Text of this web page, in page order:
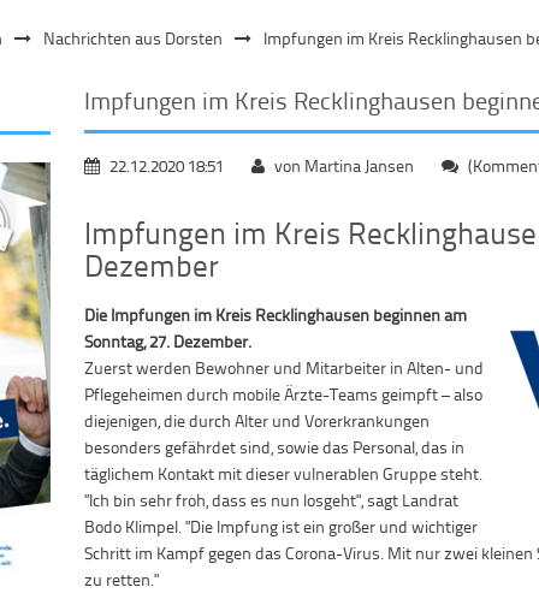
Nachrichten aus Dorsten Impfungen im Kreis Recklinghausen
Impfungen im Kreis Recklinghausen
22.12.2020 18:51 von Martina Jansen
Impfungen im Kreis
Dezember
Die Impfungen im Kreis Recklinghausen beginnen am
Sonntag, 27. Dezember.
Zuerst werden Bewohner und Mitarbeiter in Alten- und
Pflegeheimen durch mobile Ärzte-Teams geimpft – also
diejenigen, die durch Alter und Vorerkrankungen
besonders gefährdet sind, sowie das Personal, das in
täglichem Kontakt mit dieser vulnerablen Gruppe steht.
"Ich bin sehr froh, dass es nun losgeht", sagt Landrat
Bodo Klimpel. "Die Impfung ist ein großer und wichtiger
Schritt im Kampf gegen das Corona-Virus. Mit nur zwei
zu retten."